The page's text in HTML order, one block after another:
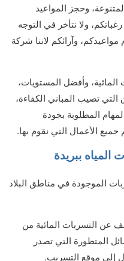
وحجز المواعيد
ولا نتأخر في التوجه
وآرائكم لاننا شركة
وأفضل المستويات،
تصيب المباني الكفاءة،
المطلوبة بجودة
الأعمال التي نقوم بها.
ببريدة
الموجودة في مناطق البلاد
التسربات المائية من
المتطورة التي تصدر
إلى موقع التسريب.